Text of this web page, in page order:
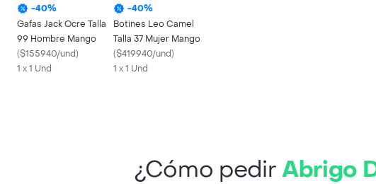
-40%
Gafas Jack Ocre Talla
99 Hombre Mango
($155940/und)
1 x 1 Und
-40%
Botines Leo Camel
Talla 37 Mujer Mango
($419940/und)
1 x 1 Und
¿Cómo pedirAbrigo